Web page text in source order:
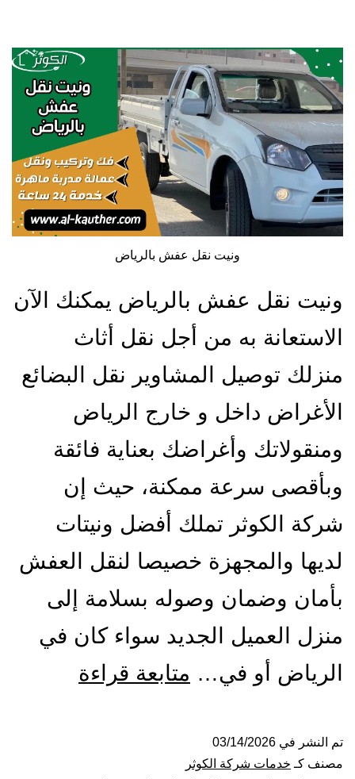
ونيت نقل عفش بالرياض
ونيت نقل عفش بالرياض يمكنك الآن
الاستعانة به من أجل نقل أثاث
منزلك توصيل المشاوير نقل البضائع
الأغراض داخل و خارج الرياض
ومنقولاتك وأغراضك بعناية فائقة
وبأقصى سرعة ممكنة، حيث إن
شركة الكوثر تملك أفضل ونيتات
لديها والمجهزة خصيصا لنقل العفش
بأمان وضمان وصوله بسلامة إلى
منزل العميل الجديد سواء كان في
الرياض أو في… متابعة قراءة
تم النشر في 03/14/2026
مصنف كـ خدمات شركة الكوثر